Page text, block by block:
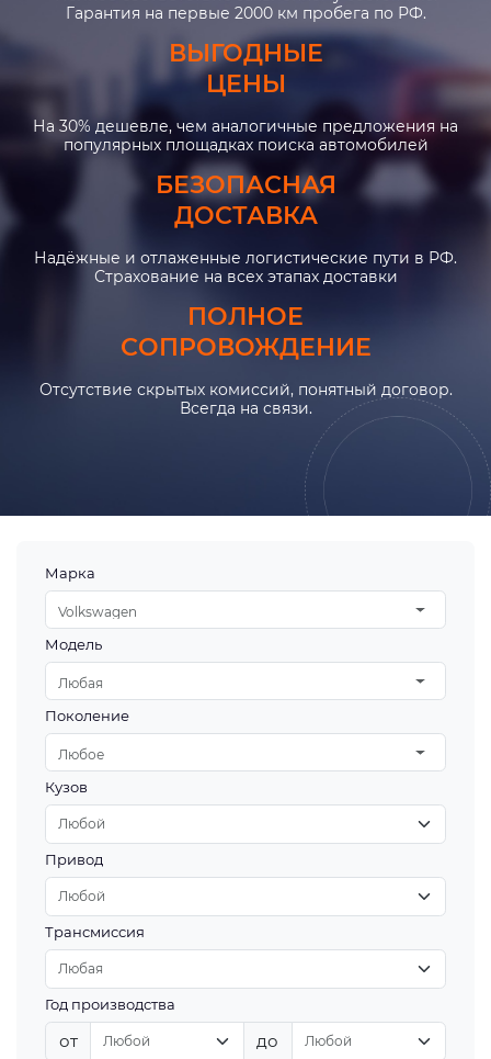
Гарантия на первые 2000 км пробега по РФ.
ВЫГОДНЫЕ
ЦЕНЫ
На 30% дешевле, чем аналогичные предложения на
популярных площадках поиска автомобилей
БЕЗОПАСНАЯ
ДОСТАВКА
Надёжные и отлаженные логистические пути в РФ.
Страхование на всех этапах доставки
ПОЛНОЕ
СОПРОВОЖДЕНИЕ
Отсутствие скрытых комиссий, понятный договор.
Всегда на связи.
Марка
Volkswagen
Модель
Любая
Поколение
Любое
Кузов
Привод
Трансмиссия
Год производства
от до